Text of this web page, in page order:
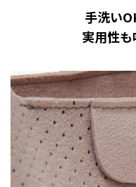
手洗い
実用性